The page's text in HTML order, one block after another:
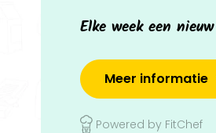
Elke week een
Meer informatie
Powered by FitChef